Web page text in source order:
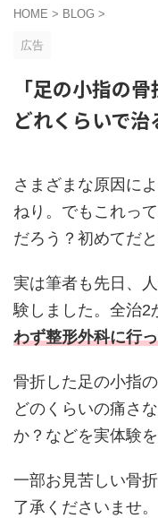
HOME > BLOG >
広告
「足の小指の
どれくらいで治
さまざまな原因に
ねり。でもこれっ
だろう？初めてだ
実は筆者も先日、
験しました。全治2
わず整形外科に行
骨折した足の小指
どのくらいの痛さ
か？などを実体験
一部お見苦しい骨
了承くださいませ。